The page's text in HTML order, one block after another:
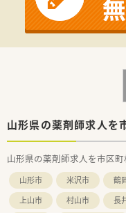
≪安心のフォロー
フットワークの軽
仕事のフォローや
そのため定着率も◎
神でフォローしあ
科目やブランクな
リウマチ・膠原病
たり30枚ほど応需
す。オンオフの切り
ライフバランス重
制加算も算定して
歓迎！かかりつけ
山形県の薬剤師求人を
山形県の薬剤師求人を市区
山形市 米沢市 鶴
上山市
村山市 長